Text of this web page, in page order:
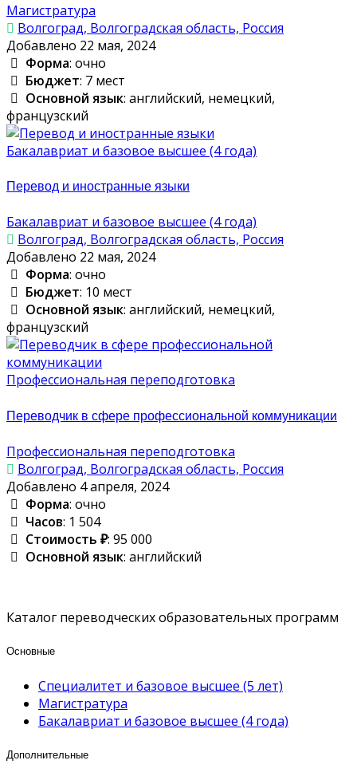
Магистратура
Волгоград, Волгоградская область, Россия
Добавлено 22 мая, 2024
Форма: очно
Бюджет: 7 мест
Основной язык: английский, немецкий,
французский
Бакалавриат и базовое высшее (4 года)
Перевод и иностранные языки
Бакалавриат и базовое высшее (4 года)
Волгоград, Волгоградская область, Россия
Добавлено 22 мая, 2024
Форма: очно
Бюджет: 10 мест
Основной язык: английский, немецкий,
французский
Профессиональная переподготовка
Переводчик в сфере профессиональной коммуникации
Профессиональная переподготовка
Волгоград, Волгоградская область, Россия
Добавлено 4 апреля, 2024
Форма: очно
Часов: 1 504
Стоимость ₽: 95 000
Основной язык: английский
Каталог переводческих образовательных программ
Основные
Специалитет и базовое высшее (5 лет)
Магистратура
Бакалавриат и базовое высшее (4 года)
Дополнительные